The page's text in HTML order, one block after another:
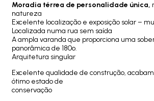
Moradia térrea de personalidade única,
natureza
Excelente localização e exposição solar –
Localizada numa rua sem saída
A ampla varanda que proporciona uma
panorâmica de 180º.
Arquitetura singular
Excelente qualidade de construção,
ótimo estado de
conservação